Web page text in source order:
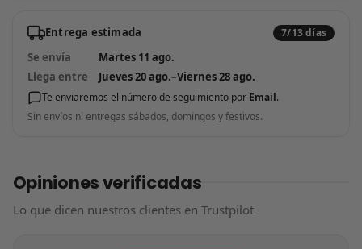
Entrega estimada 7/13 días
Se envía
Martes 11 ago.
Llega entre
Jueves 20 ago.–Viernes 28 ago.
Te enviaremos el número de seguimiento por Email.
Sin envíos ni entregas sábados, domingos y festivos.
Opiniones verificadas
Lo que dicen nuestros clientes en Trustpilot